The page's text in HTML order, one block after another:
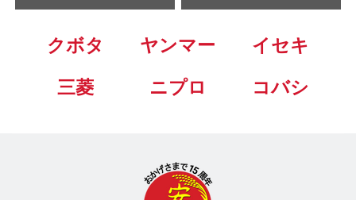
クボタ ヤンマー
イセキ
三菱
ニプロ コバシ